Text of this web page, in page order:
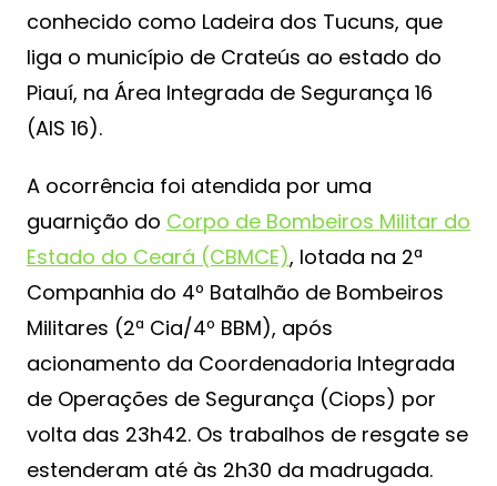
conhecido como Ladeira dos Tucuns, que
liga o município de Crateús ao estado do
Piauí, na Área Integrada de Segurança 16
(AIS 16).
A ocorrência foi atendida por uma
guarnição do Corpo de Bombeiros Militar do
Estado do Ceará (CBMCE), lotada na 2ª
Companhia do 4º Batalhão de Bombeiros
Militares (2ª Cia/4º BBM), após
acionamento da Coordenadoria Integrada
de Operações de Segurança (Ciops) por
volta das 23h42. Os trabalhos de resgate se
estenderam até às 2h30 da madrugada.